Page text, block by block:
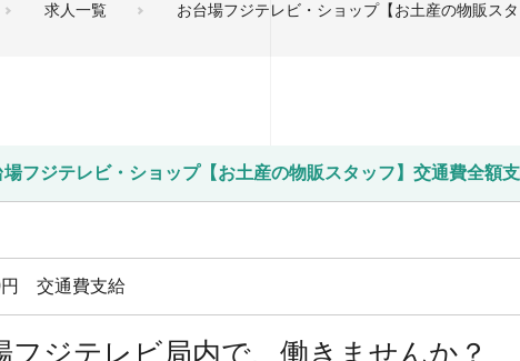
求人一覧 お台場フジテレビ・ショップ【お土産の物販ス
場フジテレビ・ショップ【お土産の物販スタッフ】交通費全額支
円 交通費支給
フジテレビ局内で、働きませんか？